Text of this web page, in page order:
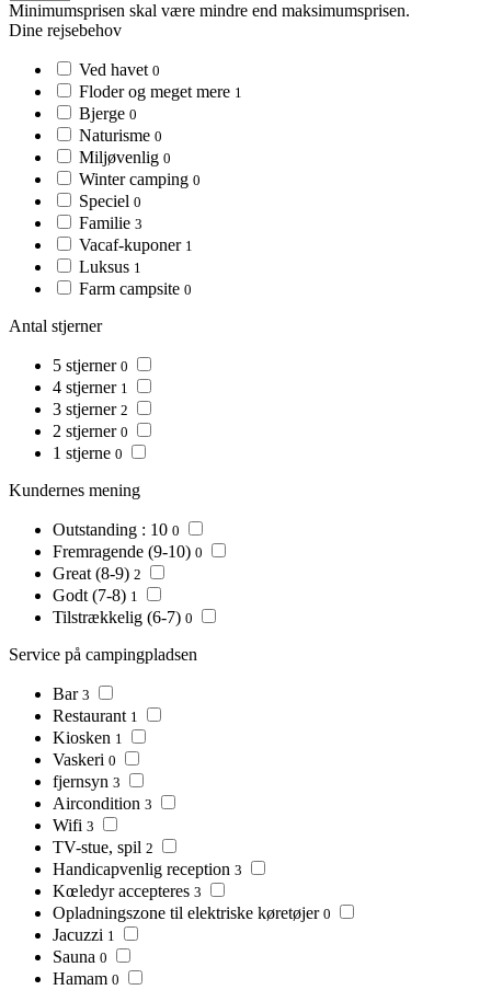
Minimumsprisen skal være mindre end maksimumsprisen.
Dine rejsebehov
Ved havet 0
Floder og meget mere 1
Bjerge 0
Naturisme 0
Miljøvenlig 0
Winter camping 0
Speciel 0
Familie 3
Vacaf-kuponer 1
Luksus 1
Farm campsite 0
Antal stjerner
5 stjerner 0
4 stjerner 1
3 stjerner 2
2 stjerner 0
1 stjerne 0
Kundernes mening
Outstanding : 10 0
Fremragende (9-10) 0
Great (8-9) 2
Godt (7-8) 1
Tilstrækkelig (6-7) 0
Service på campingpladsen
Bar 3
Restaurant 1
Kiosken 1
Vaskeri 0
fjernsyn 3
Aircondition 3
Wifi 3
TV-stue, spil 2
Handicapvenlig reception 3
Kœledyr accepteres 3
Opladningszone til elektriske køretøjer 0
Jacuzzi 1
Sauna 0
Hamam 0